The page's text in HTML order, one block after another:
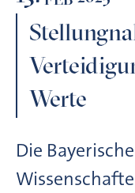
Werte
Die